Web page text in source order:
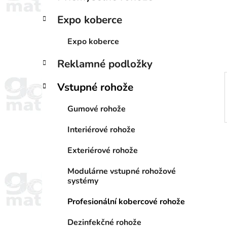
n
e
Expo koberce
Expo koberce
Reklamné podložky
Vstupné rohože
Gumové rohože
Interiérové rohože
Exteriérové rohože
Modulárne vstupné rohožové
systémy
Profesionální kobercové rohože
Dezinfekčné rohože